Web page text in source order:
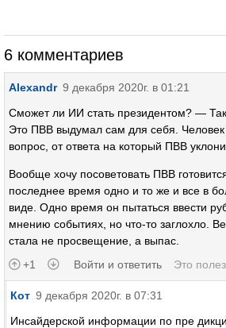
6 комментариев
Alexandr 9 декабря 2020г. в 01:21
Сможет ли ИИ стать президентом? —
Это ПВВ выдумал сам для себя. Человек
вопрос, от ответа на который ПВВ
Вообще хочу посоветовать ПВВ
последнее время одно и то же и все в
виде. Одно время он пытаться ввести
мнению событиях, но что-то заглохло.
стала не просвещение, а выпас.
+1
Войти и ответить Это
Кот 9 декабря 2020г. в 07:31
Инсайдерской информации по пре